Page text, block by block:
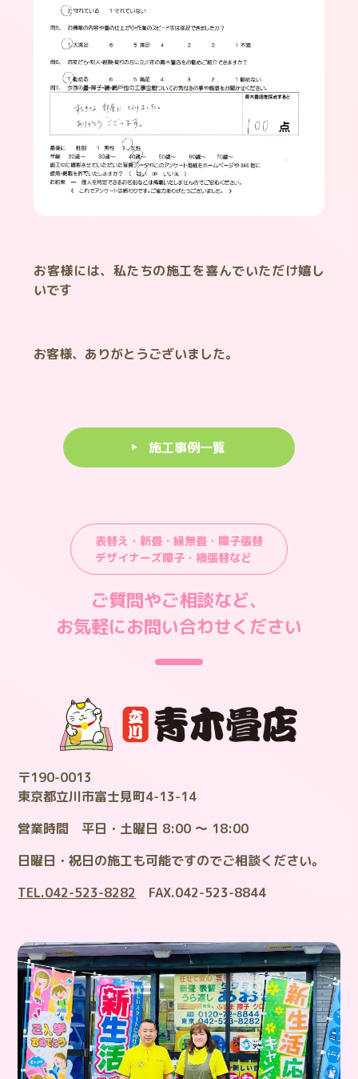
お客様には、私たちの施工を喜んでいただけ嬉し
いです
お客様、ありがとうございました。
施工事例一覧
表替え・新畳・縁無畳・障子張替
デザイナーズ障子・襖張替など
ご質問やご相談など、
お気軽にお問い合わせください
〒190-0013
東京都立川市富士見町4-13-14
営業時間 平日・土曜日 8:00 ～ 18:00
日曜日・祝日の施工も可能ですのでご相談ください。
TEL.042-523-8282
FAX.042-523-8844